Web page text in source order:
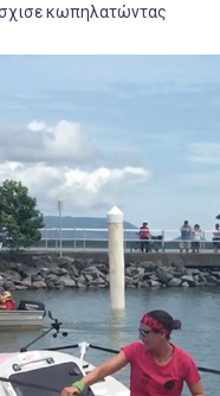
κωπηλατώντας